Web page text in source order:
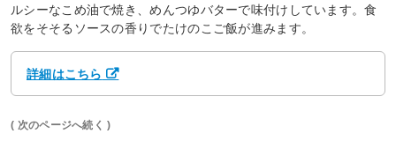
ルシーなこめ油で焼き、めんつゆバターで味付けしています。食
欲をそそるソースの香りでたけのこご飯が進みます。
詳細はこちら
( 次のページへ続く )